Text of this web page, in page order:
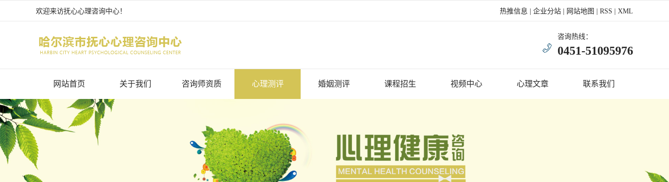
欢迎来访抚心心理咨询中心！ 热推信息 企业分站 网站地图 RSS XML
咨询热线：
0451-51095976
网站首页 关于我们 咨询师资质 心理测评 婚姻测评 课程招生 视频中心 心理文章 联系我们